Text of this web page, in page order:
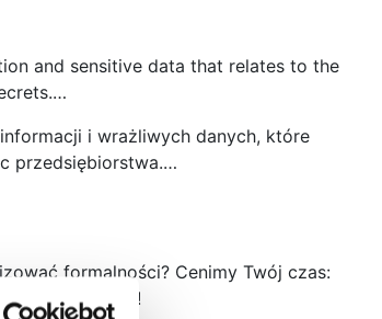
and sensitive data that relates to the
i wrażliwych danych, które
przedsiębiorstwa.…
formalności? Cenimy Twój czas:
Skorzystaj!